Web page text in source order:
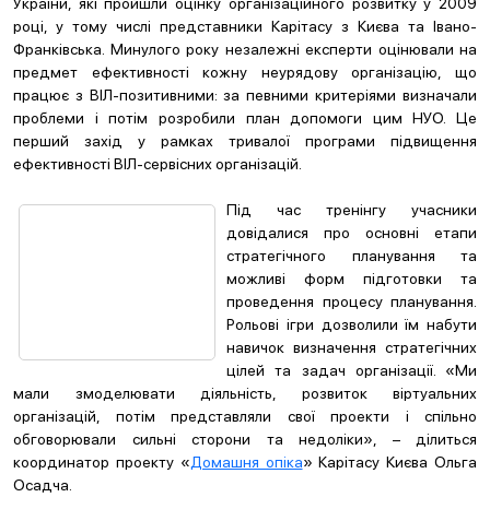
році, у тому числі представники Карітасу з Києва та Івано-
Франківська. Минулого року незалежні експерти оцінювали на
предмет ефективності кожну неурядову організацію, що
працює з ВІЛ-позитивними: за певними критеріями визначали
проблеми і потім розробили план допомоги цим НУО. Це
перший захід у рамках тривалої програми підвищення
ефективності ВІЛ-сервісних організацій.
Під час тренінгу учасники
довідалися про основні етапи
стратегічного планування та
можливі форм підготовки та
проведення процесу планування.
Рольові ігри дозволили їм набути
навичок визначення стратегічних
цілей та задач організації. «Ми
мали змоделювати діяльність, розвиток віртуальних
організацій, потім представляли свої проекти і спільно
обговорювали сильні сторони та недоліки», – ділиться
координатор проекту «Домашня опіка» Карітасу Києва Ольга
Осадча.